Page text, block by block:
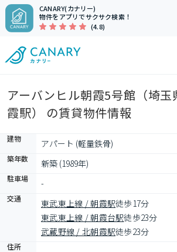
CANARY(カナリー)
物件をアプリでサクサク検索！
(4.8)
アーバンヒル朝霞5号館（埼
霞駅） の賃貸物件情報
建物 アパート (軽量鉄骨)
築年数 新築 (1989年)
駐車場 -
交通 東武東上線 / 朝霞駅徒歩17分
東武東上線 / 朝霞台駅徒歩23分
武蔵野線 / 北朝霞駅徒歩23分
住所